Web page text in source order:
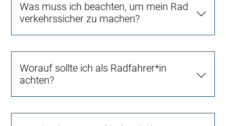
Was muss ich beachten, um mein Rad
verkehrssicher zu machen?
Worauf sollte ich als Radfahrer*in
achten?